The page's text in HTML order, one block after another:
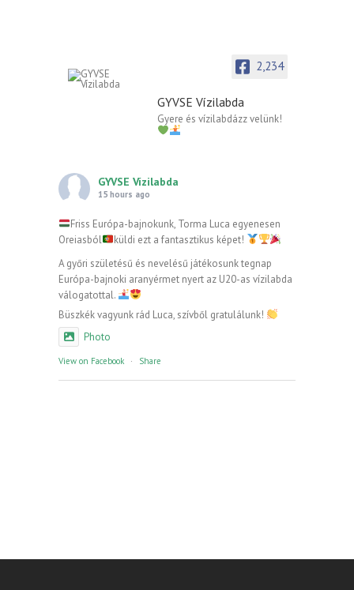
2,234
GYVSE Vízilabda
Gyere és vízilabdázz velünk!
GYVSE Vízilabda
15 hours ago
Friss Európa-bajnokunk, Torma Luca egyenesen
Oreiasból
küldi ezt a fantasztikus képet!
A győri születésű és nevelésű játékosunk tegnap
Európa-bajnoki aranyérmet nyert az U20-as vízilabda
válogatottal.
Büszkék vagyunk rád Luca, szívből gratulálunk!
Photo
View on Facebook · Share